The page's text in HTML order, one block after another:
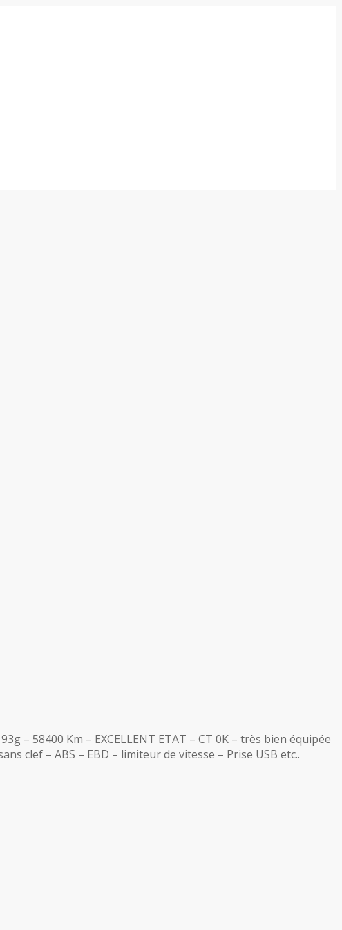
– 58400 Km – EXCELLENT ETAT – CT 0K – très bien équipée
clef – ABS – EBD – limiteur de vitesse – Prise USB etc..